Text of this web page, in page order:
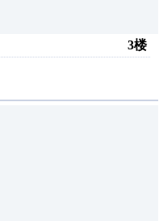
3楼